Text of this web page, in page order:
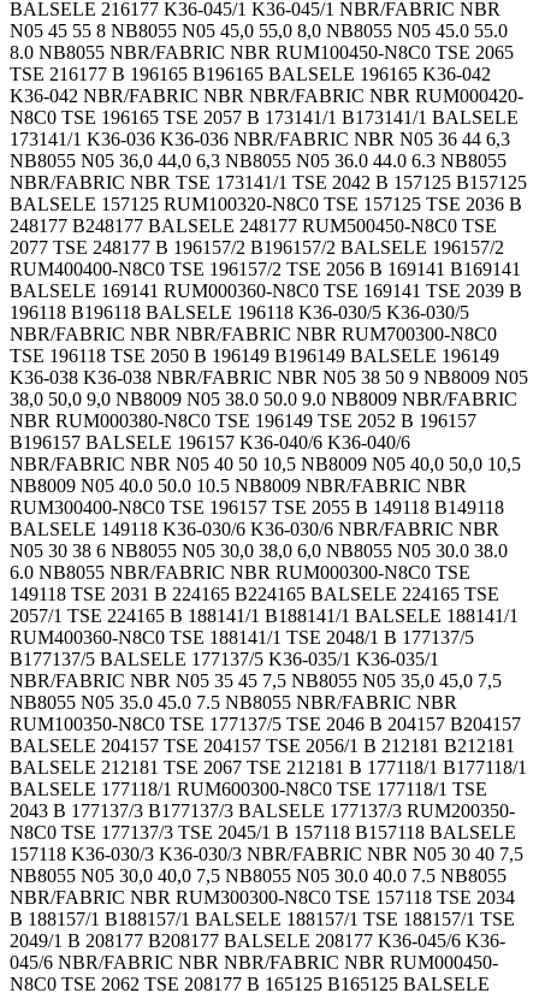
BALSELE 216177 K36-045/1 K36-045/1 NBR/FABRIC NBR
N05 45 55 8 NB8055 N05 45,0 55,0 8,0 NB8055 N05 45.0 55.0
8.0 NB8055 NBR/FABRIC NBR RUM100450-N8C0 TSE 2065
TSE 216177 B 196165 B196165 BALSELE 196165 K36-042
K36-042 NBR/FABRIC NBR NBR/FABRIC NBR RUM000420-
N8C0 TSE 196165 TSE 2057 B 173141/1 B173141/1 BALSELE
173141/1 K36-036 K36-036 NBR/FABRIC NBR N05 36 44 6,3
NB8055 N05 36,0 44,0 6,3 NB8055 N05 36.0 44.0 6.3 NB8055
NBR/FABRIC NBR TSE 173141/1 TSE 2042 B 157125 B157125
BALSELE 157125 RUM100320-N8C0 TSE 157125 TSE 2036 B
248177 B248177 BALSELE 248177 RUM500450-N8C0 TSE
2077 TSE 248177 B 196157/2 B196157/2 BALSELE 196157/2
RUM400400-N8C0 TSE 196157/2 TSE 2056 B 169141 B169141
BALSELE 169141 RUM000360-N8C0 TSE 169141 TSE 2039 B
196118 B196118 BALSELE 196118 K36-030/5 K36-030/5
NBR/FABRIC NBR NBR/FABRIC NBR RUM700300-N8C0
TSE 196118 TSE 2050 B 196149 B196149 BALSELE 196149
K36-038 K36-038 NBR/FABRIC NBR N05 38 50 9 NB8009 N05
38,0 50,0 9,0 NB8009 N05 38.0 50.0 9.0 NB8009 NBR/FABRIC
NBR RUM000380-N8C0 TSE 196149 TSE 2052 B 196157
B196157 BALSELE 196157 K36-040/6 K36-040/6
NBR/FABRIC NBR N05 40 50 10,5 NB8009 N05 40,0 50,0 10,5
NB8009 N05 40.0 50.0 10.5 NB8009 NBR/FABRIC NBR
RUM300400-N8C0 TSE 196157 TSE 2055 B 149118 B149118
BALSELE 149118 K36-030/6 K36-030/6 NBR/FABRIC NBR
N05 30 38 6 NB8055 N05 30,0 38,0 6,0 NB8055 N05 30.0 38.0
6.0 NB8055 NBR/FABRIC NBR RUM000300-N8C0 TSE
149118 TSE 2031 B 224165 B224165 BALSELE 224165 TSE
2057/1 TSE 224165 B 188141/1 B188141/1 BALSELE 188141/1
RUM400360-N8C0 TSE 188141/1 TSE 2048/1 B 177137/5
B177137/5 BALSELE 177137/5 K36-035/1 K36-035/1
NBR/FABRIC NBR N05 35 45 7,5 NB8055 N05 35,0 45,0 7,5
NB8055 N05 35.0 45.0 7.5 NB8055 NBR/FABRIC NBR
RUM100350-N8C0 TSE 177137/5 TSE 2046 B 204157 B204157
BALSELE 204157 TSE 204157 TSE 2056/1 B 212181 B212181
BALSELE 212181 TSE 2067 TSE 212181 B 177118/1 B177118/1
BALSELE 177118/1 RUM600300-N8C0 TSE 177118/1 TSE
2043 B 177137/3 B177137/3 BALSELE 177137/3 RUM200350-
N8C0 TSE 177137/3 TSE 2045/1 B 157118 B157118 BALSELE
157118 K36-030/3 K36-030/3 NBR/FABRIC NBR N05 30 40 7,5
NB8055 N05 30,0 40,0 7,5 NB8055 N05 30.0 40.0 7.5 NB8055
NBR/FABRIC NBR RUM300300-N8C0 TSE 157118 TSE 2034
B 188157/1 B188157/1 BALSELE 188157/1 TSE 188157/1 TSE
2049/1 B 208177 B208177 BALSELE 208177 K36-045/6 K36-
045/6 NBR/FABRIC NBR NBR/FABRIC NBR RUM000450-
N8C0 TSE 2062 TSE 208177 B 165125 B165125 BALSELE